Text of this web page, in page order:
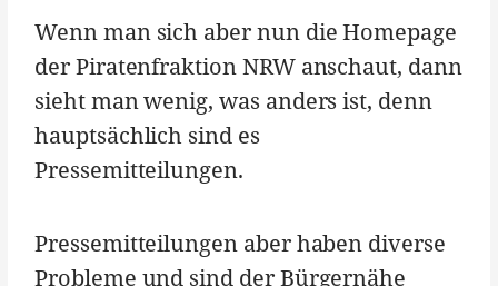
Wenn man sich aber nun die Homepage
der Piratenfraktion NRW anschaut, dann
sieht man wenig, was anders ist, denn
hauptsächlich sind es
Pressemitteilungen.
Pressemitteilungen aber haben diverse
Probleme und sind der Bürgernähe